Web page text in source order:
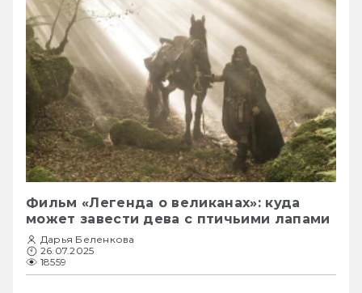
Фильм «Легенда о великанах»: куда
может завести дева с птичьими лапами
Дарья Беленкова
26.07.2025
18559